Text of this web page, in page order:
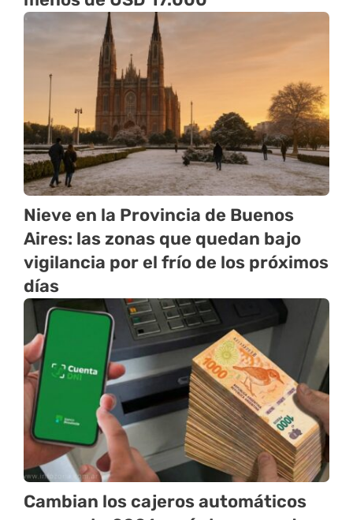
Nieve en la Provincia de Buenos
Aires: las zonas que quedan bajo
vigilancia por el frío de los próximos
días
Cambian los cajeros automáticos